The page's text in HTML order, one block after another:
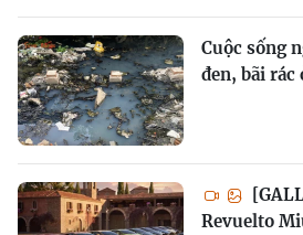
Cuộc sống
đen, bãi rác
Revuelto